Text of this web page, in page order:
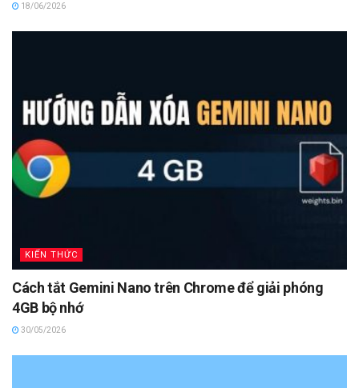
18/06/2026
KIẾN THỨC
Cách tắt Gemini Nano trên Chrome để giải phóng
4GB bộ nhớ
30/05/2026